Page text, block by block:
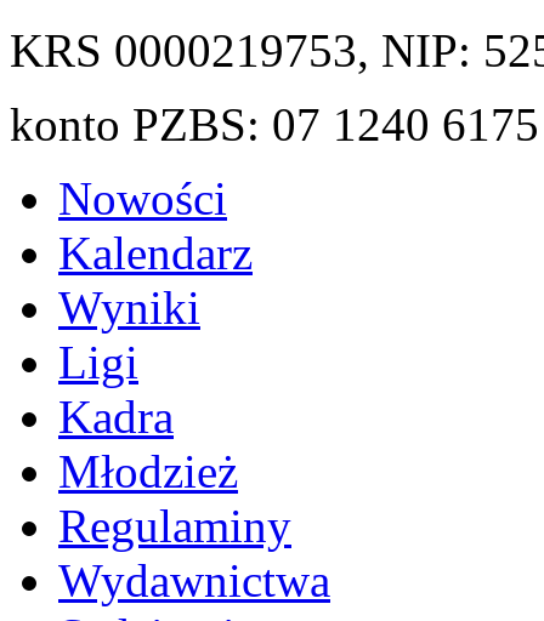
KRS 0000219753, NIP:
konto PZBS: 07 1240
Nowości
Kalendarz
Wyniki
Ligi
Kadra
Młodzież
Regulaminy
Wydawnictwa